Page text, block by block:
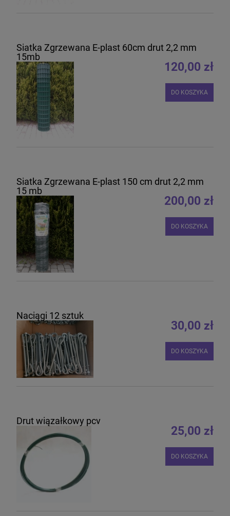
Siatka Zgrzewana E-plast 60cm drut 2,2 mm
15mb
120,00 zł
DO KOSZYKA
Siatka Zgrzewana E-plast 150 cm drut 2,2 mm
15 mb
200,00 zł
DO KOSZYKA
Naciągi 12 sztuk
30,00 zł
DO KOSZYKA
Drut wiązałkowy pcv
25,00 zł
DO KOSZYKA